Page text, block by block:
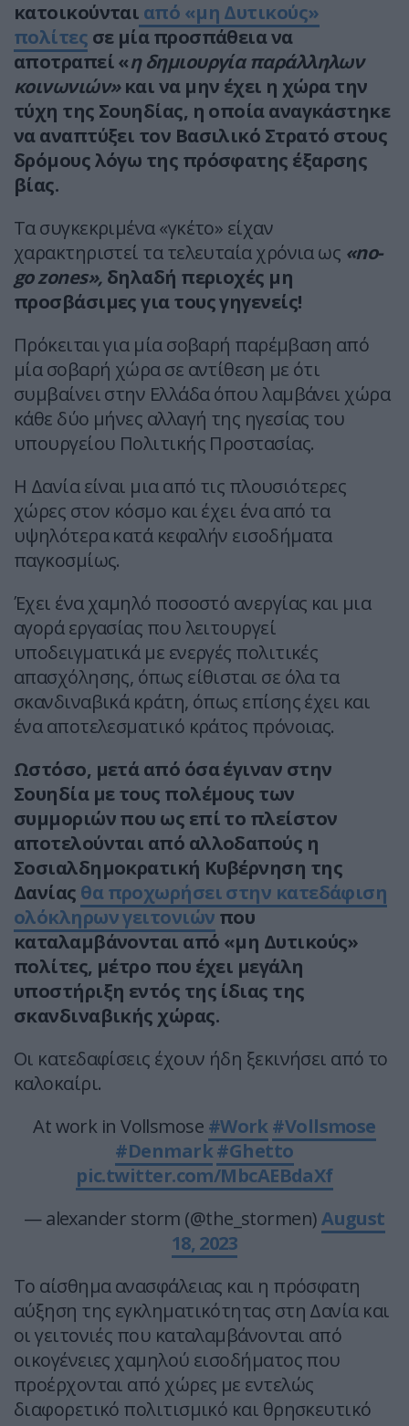
κατοικούνται από «μη Δυτικούς»
πολίτες σε μία προσπάθεια να
αποτραπεί «η δημιουργία παράλληλων
κοινωνιών»και να μην έχει η χώρα την
τύχη της Σουηδίας, η οποία αναγκάστηκε
να αναπτύξει τον Βασιλικό Στρατό στους
δρόμους λόγω της πρόσφατης έξαρσης
βίας.
Τα συγκεκριμένα «γκέτο» είχαν
χαρακτηριστεί τα τελευταία χρόνια ως «no-
go zones», δηλαδή περιοχές μη
προσβάσιμες για τους γηγενείς!
Πρόκειται για μία σοβαρή παρέμβαση από
μία σοβαρή χώρα σε αντίθεση με ότι
συμβαίνει στην Ελλάδα όπου λαμβάνει χώρα
κάθε δύο μήνες αλλαγή της ηγεσίας του
υπουργείου Πολιτικής Προστασίας.
Η Δανία είναι μια από τις πλουσιότερες
χώρες στον κόσμο και έχει ένα από τα
υψηλότερα κατά κεφαλήν εισοδήματα
παγκοσμίως.
Έχει ένα χαμηλό ποσοστό ανεργίας και μια
αγορά εργασίας που λειτουργεί
υποδειγματικά με ενεργές πολιτικές
απασχόλησης, όπως είθισται σε όλα τα
σκανδιναβικά κράτη, όπως επίσης έχει και
ένα αποτελεσματικό κράτος πρόνοιας.
Ωστόσο, μετά από όσα έγιναν στην
Σουηδία με τους πολέμους των
συμμοριών που ως επί το πλείστον
αποτελούνται από αλλοδαπούς η
Σοσιαλδημοκρατική Κυβέρνηση της
Δανίας θα προχωρήσει στην κατεδάφιση
ολόκληρων γειτονιών που
καταλαμβάνονται από «μη Δυτικούς»
πολίτες, μέτρο που έχει μεγάλη
υποστήριξη εντός της ίδιας της
σκανδιναβικής χώρας.
Οι κατεδαφίσεις έχουν ήδη ξεκινήσει από το
καλοκαίρι.
At work in Vollsmose #Work#Vollsmose
#Denmark#Ghetto
pic.twitter.com/MbcAEBdaXf
— alexander storm (@the_stormen)August
18, 2023
Το αίσθημα ανασφάλειας και η πρόσφατη
αύξηση της εγκληματικότητας στη Δανία και
οι γειτονιές που καταλαμβάνονται από
οικογένειες χαμηλού εισοδήματος που
προέρχονται από χώρες με εντελώς
διαφορετικό πολιτισμικό και θρησκευτικό